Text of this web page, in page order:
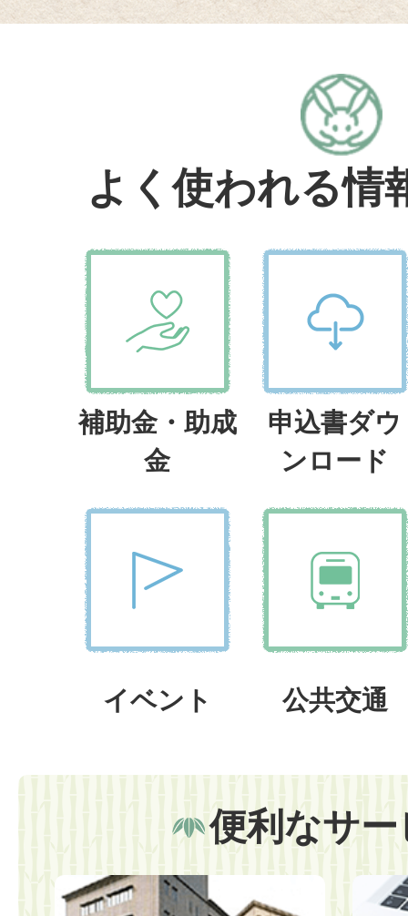
キャッシュレス決済 消費喚起
よく使われる情
補助金・助成
金
申込書ダウ
ンロード
イベント 公共交通
便利なサー